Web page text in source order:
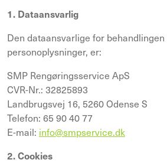
1. Dataansvarlig
Den dataansvarlige for behandlingen
personoplysninger, er:
SMP Rengøringsservice ApS
CVR-Nr.: 32825893
Landbrugsvej 16, 5260 Odense S
Telefon: 65 90 40 77
E-mail: info@smpservice.dk
2. Cookies